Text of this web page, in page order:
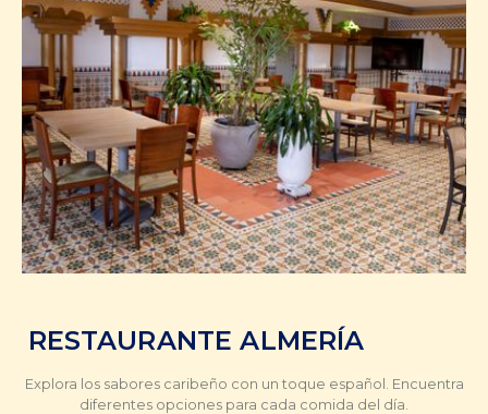
RESTAURANTE ALMERÍA
Explora los sabores caribeño con un toque español. Encuentra
diferentes opciones para cada comida del día.